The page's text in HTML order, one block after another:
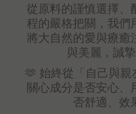
從原料的謹慎選擇、
程的嚴格把關，我們
將大自然的愛與療癒
與美麗，誠
🫶 始終從「自己與親
關心成分是否安心、
否舒適、效